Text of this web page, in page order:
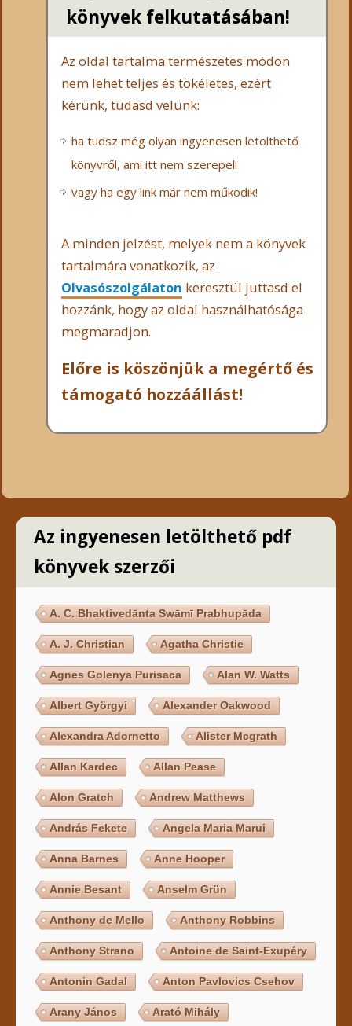
könyvek felkutatásában!
Az oldal tartalma természetes módon
nem lehet teljes és tökéletes, ezért
kérünk, tudasd velünk:
ha tudsz még olyan ingyenesen letölthető
könyvről, ami itt nem szerepel!
vagy ha egy link már nem működik!
A minden jelzést, melyek nem a könyvek
tartalmára vonatkozik, az
Olvasószolgálaton keresztül juttasd el
hozzánk, hogy az oldal használhatósága
megmaradjon.
Előre is köszönjük a megértő és
támogató hozzáállást!
Az ingyenesen letölthető pdf
könyvek szerzői
A. C. Bhaktivedānta Swāmī Prabhupāda
A. J. Christian Agatha Christie
Agnes Golenya Purisaca Alan W. Watts
Albert Györgyi Alexander Oakwood
Alexandra Adornetto Alister Mcgrath
Allan Kardec Allan Pease
Alon Gratch Andrew Matthews
András Fekete Angela Maria Marui
Anna Barnes Anne Hooper
Annie Besant Anselm Grün
Anthony de Mello Anthony Robbins
Anthony Strano Antoine de Saint-Exupéry
Antonin Gadal Anton Pavlovics Csehov
Arany János Arató Mihály